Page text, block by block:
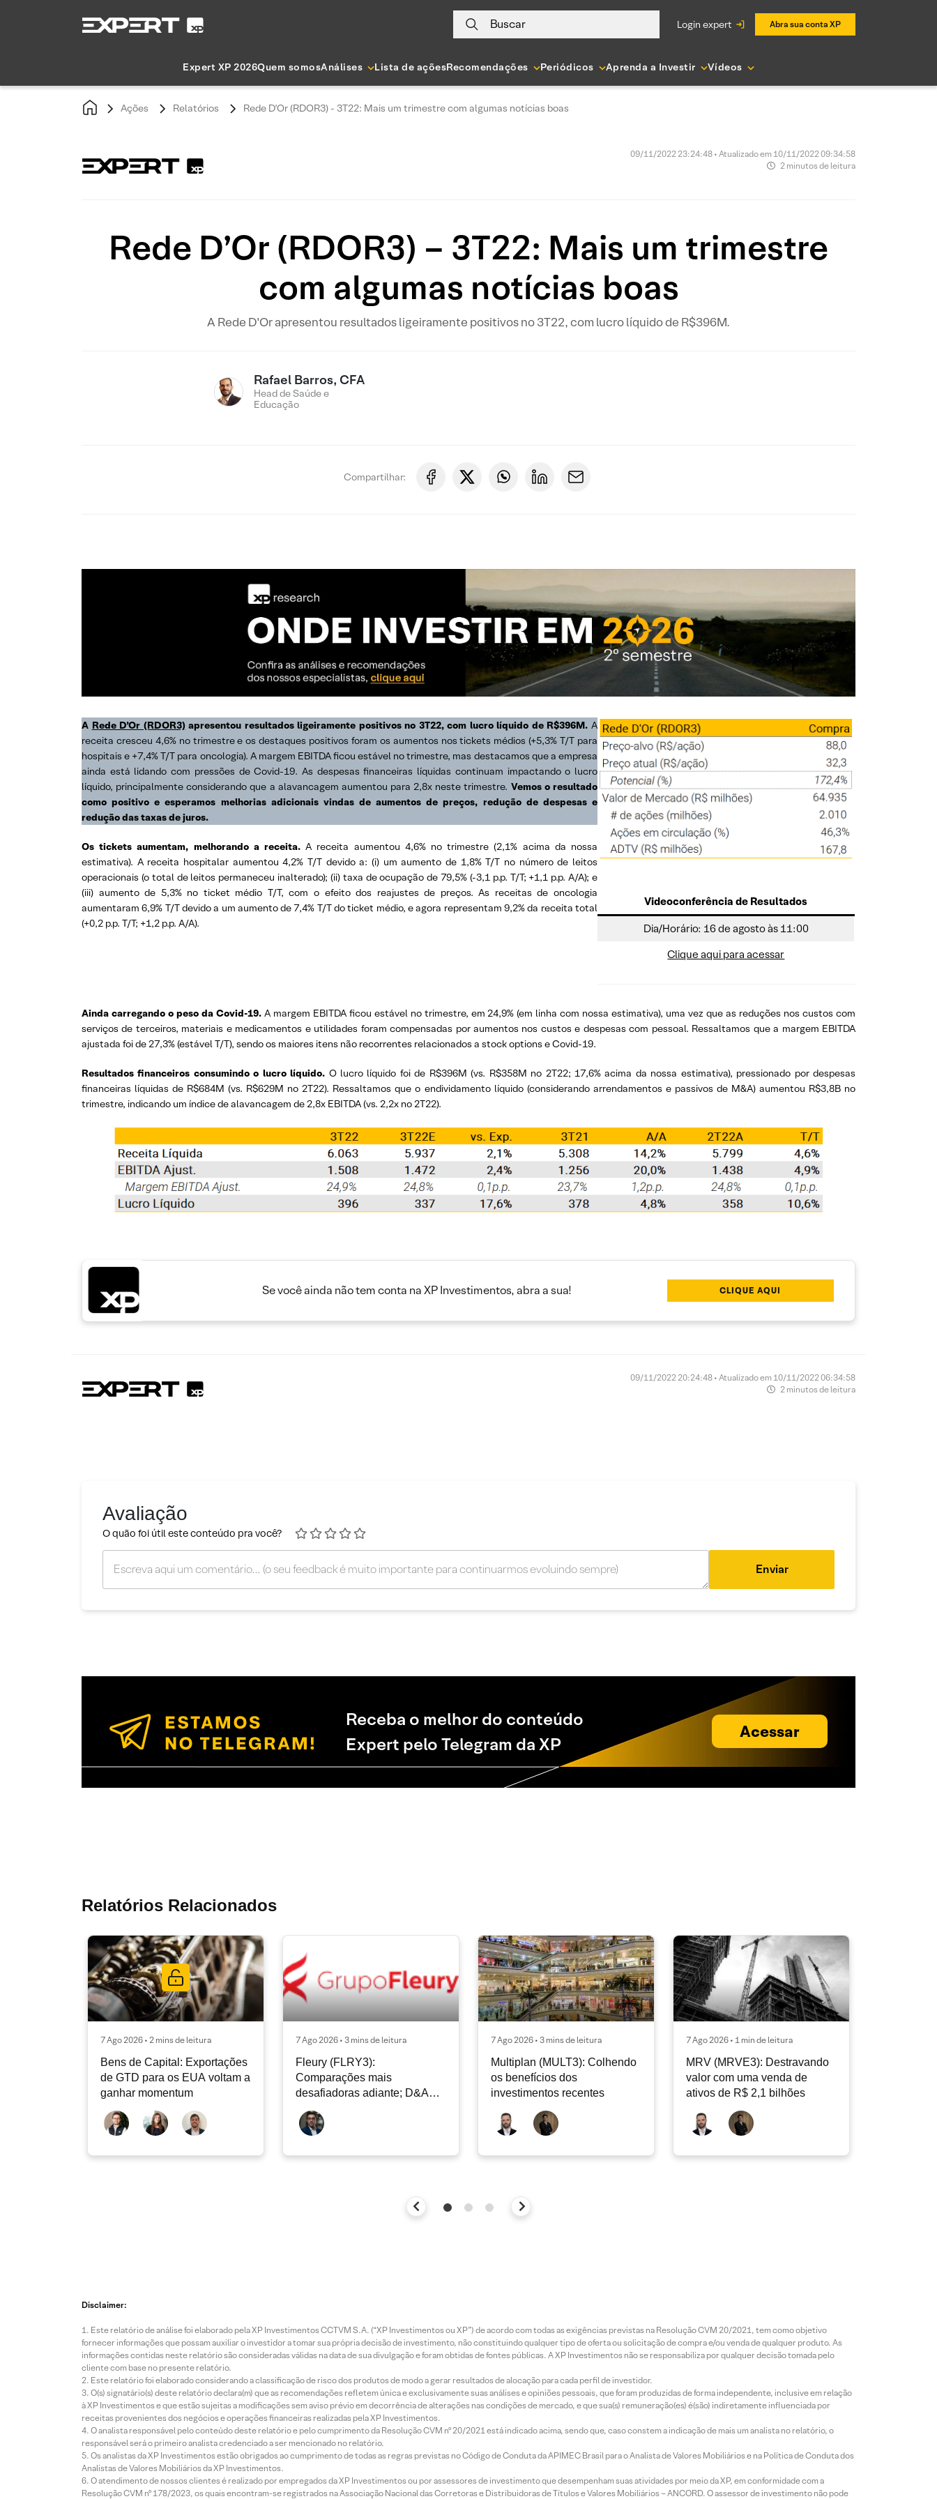
Buscar login expert Abra sua conta XP
Expert XP 2026Quem somosAnálises Lista de açõesRecomendações Periódicos Aprenda a Investir Vídeos
Ações Relatórios Rede D'Or (RDOR3) - 3T22: Mais um trimestre com algumas notícias boas
09/11/2022 23:24:48 • Atualizado em 10/11/2022 09:34:58
2 minutos de leitura
Rede D’Or (RDOR3) – 3T22: Mais um trimestre
com algumas notícias boas
A Rede D'Or apresentou resultados ligeiramente positivos no 3T22, com lucro líquido de R$396M.
Rafael Barros, CFA
Head de Saúde e
Educação
Compartilhar:
A Rede D’Or (RDOR3)apresentou resultados ligeiramente positivos no 3T22, com lucro líquido de R$396M. A
receita cresceu 4,6% no trimestre e os destaques positivos foram os aumentos nos tickets médios (+5,3% T/T para
hospitais e +7,4% T/T para oncologia). A margem EBITDA ficou estável no trimestre, mas destacamos que a empresa
ainda está lidando com pressões de Covid-19. As despesas financeiras líquidas continuam impactando o lucro
líquido, principalmente considerando que a alavancagem aumentou para 2,8x neste trimestre. Vemos o resultado
como positivo e esperamos melhorias adicionais vindas de aumentos de preços, redução de despesas e
redução das taxas de juros.
Os tickets aumentam, melhorando a receita.A receita aumentou 4,6% no trimestre (2,1% acima da nossa
estimativa). A receita hospitalar aumentou 4,2% T/T devido a: (i) um aumento de 1,8% T/T no número de leitos
operacionais (o total de leitos permaneceu inalterado); (ii) taxa de ocupação de 79,5% (-3,1 p.p. T/T; +1,1 p.p. A/A); e
(iii) aumento de 5,3% no ticket médio T/T, com o efeito dos reajustes de preços. As receitas de oncologia
aumentaram 6,9% T/T devido a um aumento de 7,4% T/T do ticket médio, e agora representam 9,2% da receita total
(+0,2 p.p. T/T; +1,2 p.p. A/A).
Videoconferência de Resultados
Dia/Horário: 16 de agosto às 11:00
Clique aqui para acessar
Ainda carregando o peso da Covid-19. A margem EBITDA ficou estável no trimestre, em 24,9% (em linha com nossa estimativa), uma vez que as reduções nos custos com
serviços de terceiros, materiais e medicamentos e utilidades foram compensadas por aumentos nos custos e despesas com pessoal. Ressaltamos que a margem EBITDA
ajustada foi de 27,3% (estável T/T), sendo os maiores itens não recorrentes relacionados a stock options e Covid-19.
Resultados financeiros consumindo o lucro líquido. O lucro líquido foi de R$396M (vs. R$358M no 2T22; 17,6% acima da nossa estimativa), pressionado por despesas
financeiras líquidas de R$684M (vs. R$629M no 2T22). Ressaltamos que o endividamento líquido (considerando arrendamentos e passivos de M&A) aumentou R$3,8B no
trimestre, indicando um índice de alavancagem de 2,8x EBITDA (vs. 2,2x no 2T22).
Se você ainda não tem conta na XP Investimentos, abra a sua! CLIQUE AQUI
09/11/2022 20:24:48 • Atualizado em 10/11/2022 06:34:58
2 minutos de leitura
Avaliação
O quão foi útil este conteúdo pra você?
Enviar
Receba o melhor do conteúdo
Expert pelo Telegram da XP
Acessar
Relatórios Relacionados
7 Ago 2026 • 2 mins de leitura
Bens de Capital: Exportações
de GTD para os EUA voltam a
ganhar momentum
7 Ago 2026 • 3 mins de leitura
Fleury (FLRY3):
Comparações mais
desafiadoras adiante; D&A
deve permanecer nos níveis
atuais
7 Ago 2026 • 3 mins de leitura
Multiplan (MULT3): Colhendo
os benefícios dos
investimentos recentes
7 Ago 2026 • 1 min de leitura
MRV (MRVE3): Destravando
valor com uma venda de
ativos de R$ 2,1 bilhões
Disclaimer:
Este relatório de análise foi elaborado pela XP Investimentos CCTVM S.A. (“XP Investimentos ou XP”) de acordo com todas as exigências previstas na Resolução CVM 20/2021, tem como objetivo
fornecer informações que possam auxiliar o investidor a tomar sua própria decisão de investimento, não constituindo qualquer tipo de oferta ou solicitação de compra e/ou venda de qualquer produto. As
informações contidas neste relatório são consideradas válidas na data de sua divulgação e foram obtidas de fontes públicas. A XP Investimentos não se responsabiliza por qualquer decisão tomada pelo
cliente com base no presente relatório.
Este relatório foi elaborado considerando a classificação de risco dos produtos de modo a gerar resultados de alocação para cada perfil de investidor.
O(s) signatário(s) deste relatório declara(m) que as recomendações refletem única e exclusivamente suas análises e opiniões pessoais, que foram produzidas de forma independente, inclusive em relação
à XP Investimentos e que estão sujeitas a modificações sem aviso prévio em decorrência de alterações nas condições de mercado, e que sua(s) remuneração(es) é(são) indiretamente influenciada por
receitas provenientes dos negócios e operações financeiras realizadas pela XP Investimentos.
O analista responsável pelo conteúdo deste relatório e pelo cumprimento da Resolução CVM nº 20/2021 está indicado acima, sendo que, caso constem a indicação de mais um analista no relatório, o
responsável será o primeiro analista credenciado a ser mencionado no relatório.
Os analistas da XP Investimentos estão obrigados ao cumprimento de todas as regras previstas no Código de Conduta da APIMEC Brasil para o Analista de Valores Mobiliários e na Política de Conduta dos
Analistas de Valores Mobiliários da XP Investimentos.
O atendimento de nossos clientes é realizado por empregados da XP Investimentos ou por assessores de investimento que desempenham suas atividades por meio da XP, em conformidade com a
Resolução CVM nº 178/2023, os quais encontram-se registrados na Associação Nacional das Corretoras e Distribuidoras de Títulos e Valores Mobiliários – ANCORD. O assessor de investimento não pode